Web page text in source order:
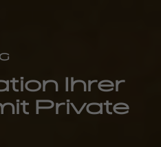
Ihrer
Private